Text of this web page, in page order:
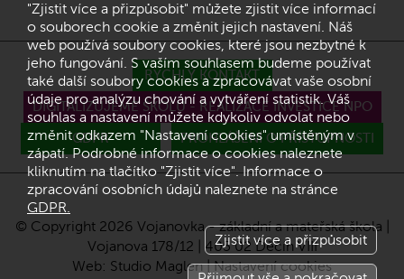
RYCHLÝ KONTAKT
DIGITALIZUJEME ŠKOLU - REALIZACE INVESTICE NPO
GDPR PROHLÁŠENÍ O PŘÍSTUPNOSTI
© Copyright 2026 Vojanovka - základní a mateřská škola |
Vojanova 178/12 | 405 02 Děčín VIII
Web: Studio Maglen|Nastavení cookies
"Zjistit více a přizpůsobit" můžete zjistit více informací
o souborech cookie a změnit jejich nastavení. Náš
web používá soubory cookies, které jsou nezbytné k
jeho fungování. S vaším souhlasem budeme používat
také další soubory cookies a zpracovávat vaše osobní
údaje pro analýzu chování a vytváření statistik. Váš
souhlas a nastavení můžete kdykoliv odvolat nebo
změnit odkazem "Nastavení cookies" umístěným v
zápatí. Podrobné informace o cookies naleznete
kliknutím na tlačítko "Zjistit více". Informace o
zpracování osobních údajů naleznete na stránce
GDPR.
Zjistit více a přizpůsobit